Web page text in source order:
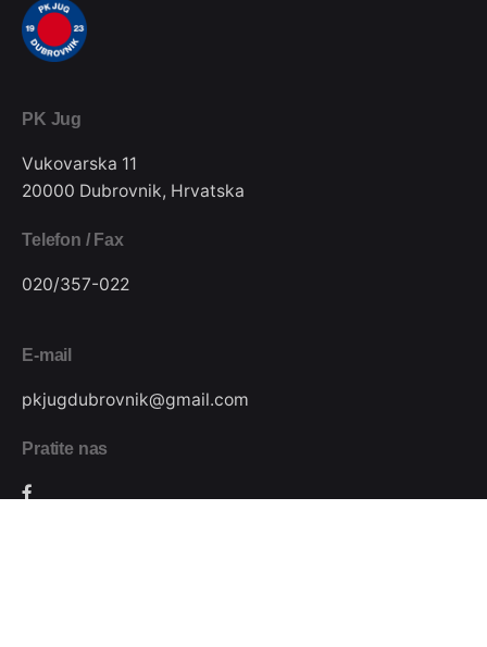
PK Jug
Vukovarska 11
20000 Dubrovnik, Hrvatska
Telefon / Fax
020/357-022
E-mail
pkjugdubrovnik@gmail.com
Pratite nas